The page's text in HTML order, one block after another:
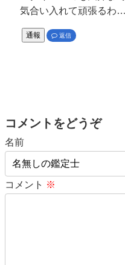
気合い入れて頑張るわ…
通報 返信
コメントをどうぞ
名前
コメント ※